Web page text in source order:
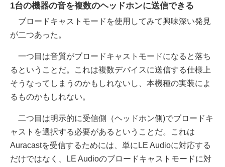
1台の機器の音を複数のヘッドホンに送信できる
ブロードキャストモードを使用してみて興味深い発見
が二つあった。
一つ目は音質がブロードキャストモードになると落ち
るということだ。これは複数デバイスに送信する仕様上
そうなってしまうのかもしれないし、本機種の実装によ
るものかもしれない。
二つ目は明示的に受信側（ヘッドホン側)でブロードキ
ャストを選択する必要があるということだ。これは
Auracastを受信するためには、単にLE Audioに対応する
だけではなく、LE Audioのブロードキャストモードに対